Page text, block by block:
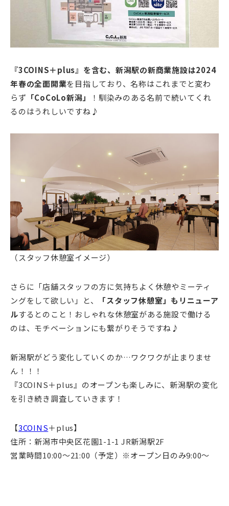
『3COINS＋plus』を含む、新潟駅の新商業施設は2024
年春の全面開業を目指しており、名称はこれまでと変わ
らず 「CoCoLo新潟」
！馴染みのある名前で続いてくれ
るのはうれしいですね♪
（スタッフ休憩室イメージ）
さらに「店舗スタッフの方に気持ちよく休憩やミーティ
ングをして欲しい」と、
「スタッフ休憩室」もリニューア
ルするとのこと！おしゃれな休憩室がある施設で働ける
のは、モチベーションにも繋がりそうですね♪
新潟駅がどう変化していくのか…ワクワクが止まりませ
ん！！！
『3COINS＋plus』のオープンも楽しみに、新潟駅の変化
を引き続き調査していきます！
【3COINS＋plus】
住所：新潟市中央区花園1-1-1 JR新潟駅2F
営業時間10:00～21:00（予定）※オープン日のみ9:00～